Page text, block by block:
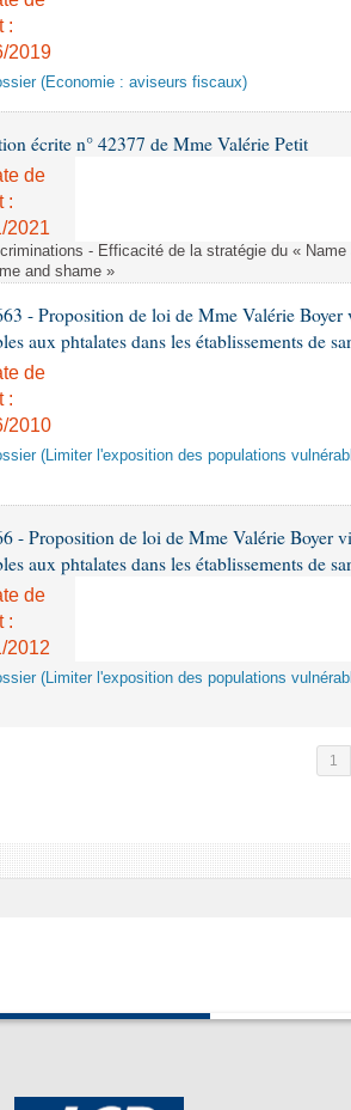
:
2019
(Economie : aviseurs fiscaux)
écrite n° 42377 de Mme Valérie Petit
de
:
2021
- Efficacité de la stratégie du «
and shame »
- Proposition de loi de Mme Valérie
aux phtalates dans les établissements de
de
:
2010
(Limiter l'exposition des populations
- Proposition de loi de Mme Valérie Boyer
aux phtalates dans les établissements de
de
:
2012
(Limiter l'exposition des populations
1